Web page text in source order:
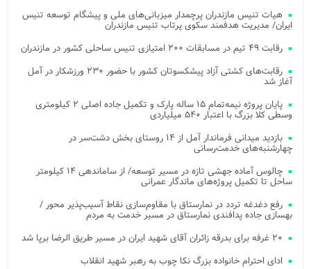
هیات تنیس مازندران پرچمدار میزبانی‌های ملی و پیشگام توسعه تنیس
ایران/ مدیریت هدفمند سکوی پرتاب تنیس مازندران
رقابت ۴۹ تیم در مسابقات ۲۰۰ امتیازی تنیس ساحلی کشور در مازندران
رقابت‌های کشتی آزاد پیشکسوتان کشور با حضور ۲۳۰ ورزشکار در آمل
آغاز شد
پایان پروژه نیمه‌تمام ۱۵ ساله پارک و تکمیل جاده اصلی ۲ کیلومتری
وسطی کلا بزرگ با اعتبار ۵۴۰ میلیاردی
بازدید میدانی فرماندار آمل از ۱۴ روستای بخش دشت‌سر در
چهارشنبه‌های خدمت‌رسانی
چالوس آماده جهشی تازه در مسیر توسعه/ از ساماندهی ۱۴ کیلومتر
ساحل تا تکمیل پروژه‌های ماندگار عمرانی
رفع دغدغه تردد در نمارستاق با مقاوم‌سازی نقاط آسیب‌پذیر محور /
بهسازی جاده پدافندی نمارستاق در مسیر خدمت به مردم
۲۰ غرفه برای بدرقه زائران آقای شهید ایران در مسیر طریق الرضا برپا شد
ادای احترام خانواده بزرگ نکا چوب به رهبر شهید انقلاب